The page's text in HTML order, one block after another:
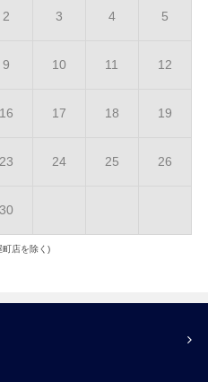
2 3 4 5
9 10 11 12
16 17 18 19
23 24 25 26
30
店を除く)